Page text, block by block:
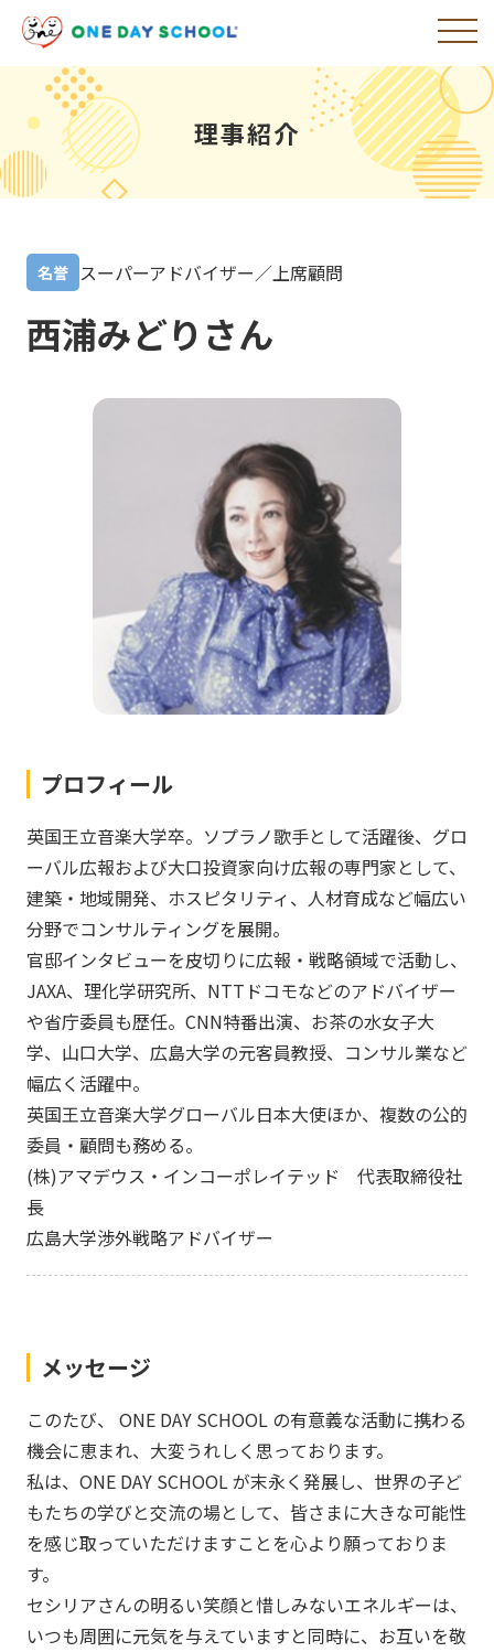
理事紹介
名誉 スーパーアドバイザー／上席顧問
西浦みどりさん
プロフィール
英国王立音楽大学卒。ソプラノ歌手として活躍後、グロ
ーバル広報および大口投資家向け広報の専門家として、
建築・地域開発、ホスピタリティ、人材育成など幅広い
分野でコンサルティングを展開。
官邸インタビューを皮切りに広報・戦略領域で活動し、
JAXA、理化学研究所、NTTドコモなどのアドバイザー
や省庁委員も歴任。CNN特番出演、お茶の水女子大
学、山口大学、広島大学の元客員教授、コンサル業など
幅広く活躍中。
英国王立音楽大学グローバル日本大使ほか、複数の公的
委員・顧問も務める。
(株)アマデウス・インコーポレイテッド 代表取締役社
長
広島大学渉外戦略アドバイザー
メッセージ
このたび、 ONE DAY SCHOOL の有意義な活動に携わる
機会に恵まれ、大変うれしく思っております。
私は、ONE DAY SCHOOL が末永く発展し、世界の子ど
もたちの学びと交流の場として、皆さまに大きな可能性
を感じ取っていただけますことを心より願っておりま
す。
セシリアさんの明るい笑顔と惜しみないエネルギーは、
いつも周囲に元気を与えていますと同時に、お互いを敬